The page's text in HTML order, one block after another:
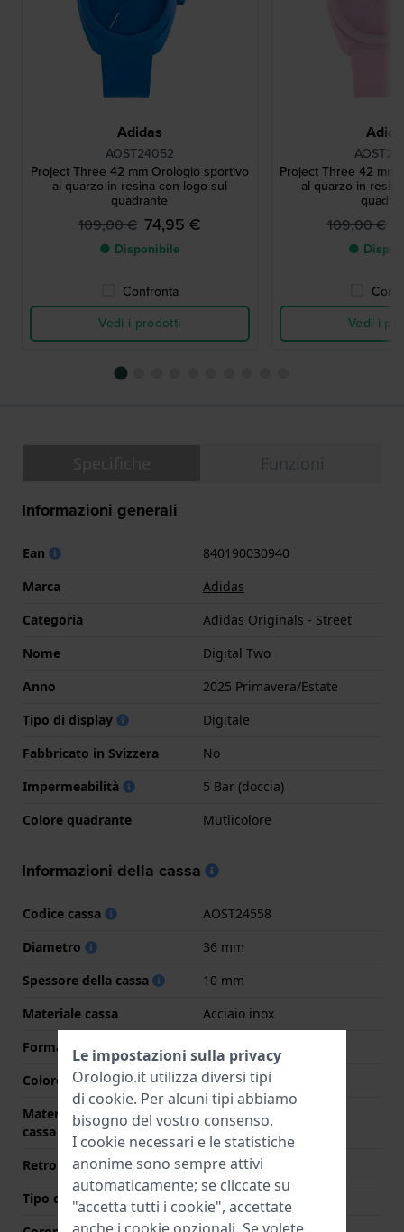
Adidas
AOST24052
Project Three 42 mm Orologio sportivo
al quarzo in resina con logo sul
quadrante
109,00 € 74,95 €
● Disponibile
Confronta
Vedi i prodotti
Project Three 42
al quarzo in
109,00 €
●
Vedi i
Informazioni generali
Ean
840190030940
Marca
Adidas
Categoria
Adidas Originals - Street
Nome
Digital Two
Anno
2025 Primavera/Estate
Tipo di display
Digitale
Fabbricato in Svizzera
No
Impermeabilità
5 Bar (doccia)
Colore quadrante
Mutlicolore
Informazioni della cassa
Codice cassa
AOST24558
Diametro
36 mm
Spessore della cassa
10 mm
Materiale cassa
Acciaio inox
Forma della cassa
Quadrato
Colore della cassa
Nero
Materiale del retro della
cassa
Acciaio inox
Retro cassa
Fondello avvitato
Tipo di vetro
Minerale
Le impostazioni sulla privacy
Orologio.it utilizza diversi tipi
di cookie. Per alcuni tipi abbiamo
bisogno del vostro consenso.
I cookie necessari e le statistiche
anonime sono sempre attivi
automaticamente; se cliccate su
"accetta tutti i cookie", accettate